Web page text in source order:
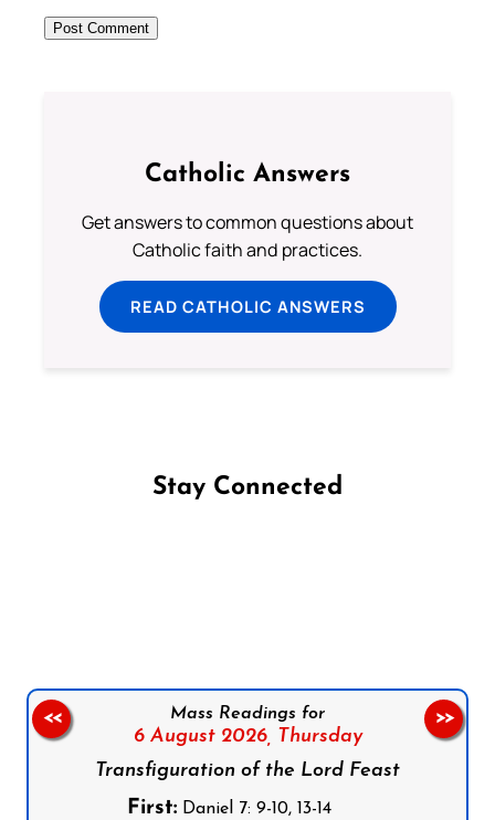
Catholic Answers
Get answers to common questions about
Catholic faith and practices.
READ CATHOLIC ANSWERS
Stay Connected
Mass Readings for
6 August 2026, Thursday
Transfiguration of the Lord Feast
First:Daniel 7: 9-10, 13-14
<< >>